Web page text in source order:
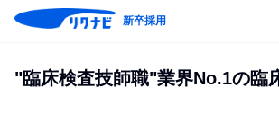
新卒採用
"臨床検査技師職"業界No.1の臨